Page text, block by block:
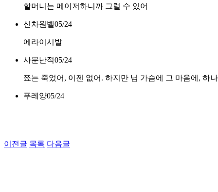
할머니는 메이저하니까 그럴 수 있어
신차원벨05/24
에라이시발
사문난적05/24
쬬는 죽었어, 이젠 없어. 하지만 님 가슴에 그 마음에, 하
푸레양05/24
이전글 목록 다음글